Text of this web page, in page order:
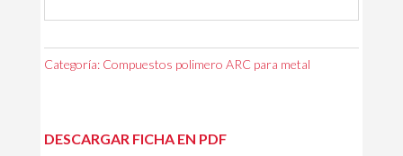
Categoría: Compuestos polimero ARC para metal
DESCARGAR FICHA EN PDF